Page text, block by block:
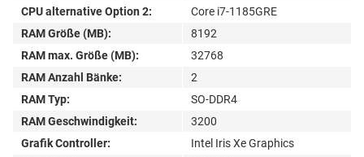
CPU alternative Option 2:
Core i7-1185GRE
RAM Größe (MB):
8192
RAM max. Größe (MB):
32768
RAM Anzahl Bänke:
2
RAM Typ:
SO-DDR4
RAM Geschwindigkeit:
3200
Grafik Controller:
Intel Iris Xe Graphics